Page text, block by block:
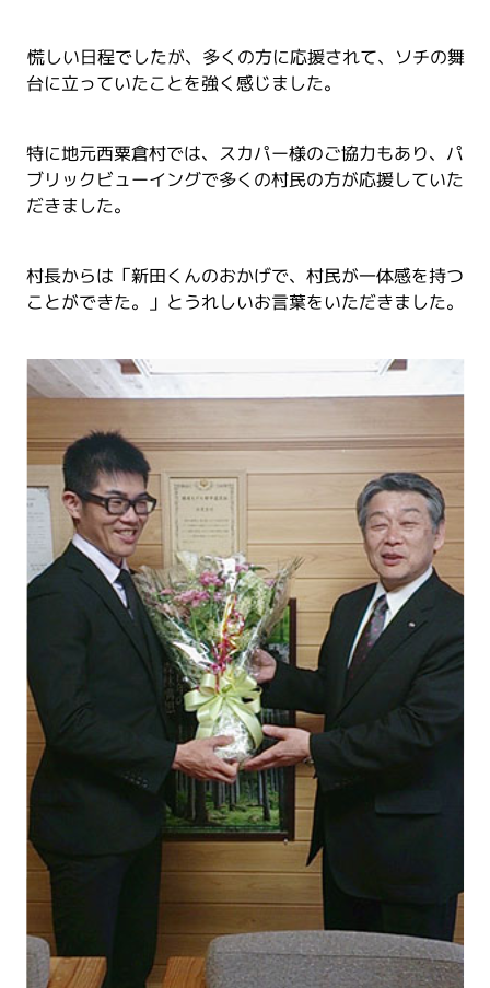
慌しい日程でしたが、多くの方に応援されて、ソチの舞
台に立っていたことを強く感じました。
特に地元西粟倉村では、スカパー様のご協力もあり、パ
ブリックビューイングで多くの村民の方が応援していた
だきました。
村長からは「新田くんのおかげで、村民が一体感を持つ
ことができた。」とうれしいお言葉をいただきました。